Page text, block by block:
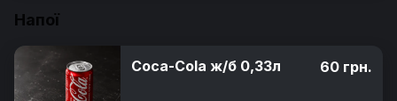
Напої
Coca-Cola ж/б 0,33л 60 грн.